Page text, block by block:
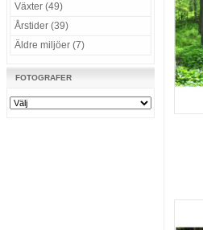
Växter (49)
Årstider (39)
Äldre miljöer (7)
FOTOGRAFER